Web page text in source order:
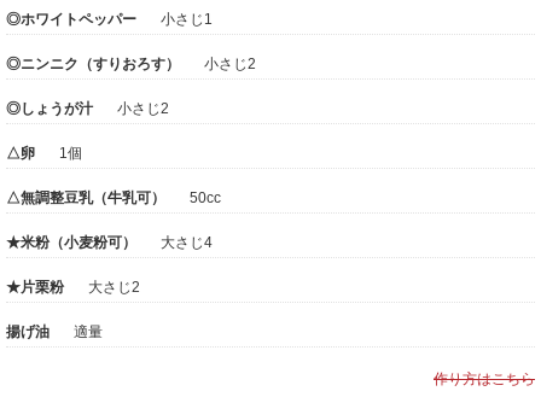
◎ホワイトペッパー 小さじ1
◎ニンニク（すりおろす） 小さじ2
◎しょうが汁 小さじ2
△卵 1個
△無調整豆乳（牛乳可） 50cc
★米粉（小麦粉可） 大さじ4
★片栗粉 大さじ2
揚げ油 適量
作り方はこちら